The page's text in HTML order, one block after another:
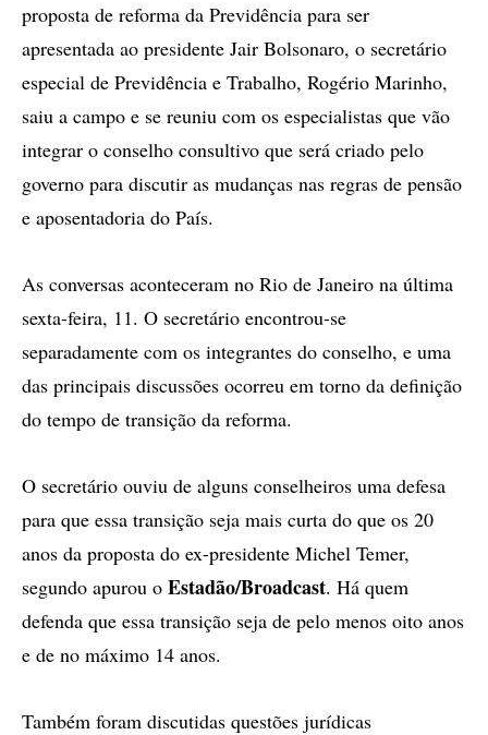
proposta de reforma da Previdência para ser
apresentada ao presidente Jair Bolsonaro, o secretário
especial de Previdência e Trabalho, Rogério Marinho,
saiu a campo e se reuniu com os especialistas que vão
integrar o conselho consultivo que será criado pelo
governo para discutir as mudanças nas regras de pensão
e aposentadoria do País.
As conversas aconteceram no Rio de Janeiro na última
sexta-feira, 11. O secretário encontrou-se
separadamente com os integrantes do conselho, e uma
das principais discussões ocorreu em torno da definição
do tempo de transição da reforma.
O secretário ouviu de alguns conselheiros uma defesa
para que essa transição seja mais curta do que os 20
anos da proposta do ex-presidente Michel Temer,
segundo apurou o Estadão/Broadcast. Há quem
defenda que essa transição seja de pelo menos oito anos
e de no máximo 14 anos.
Também foram discutidas questões jurídicas